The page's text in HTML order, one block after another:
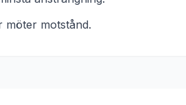
möter motstånd.